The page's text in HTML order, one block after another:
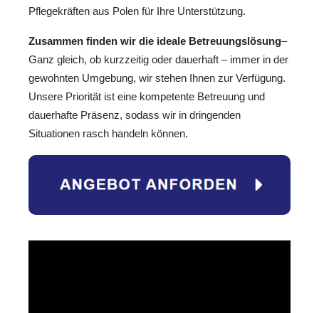
Pflegekräften aus Polen für Ihre Unterstützung.
Zusammen finden wir die ideale Betreuungslösung–
Ganz gleich, ob kurzzeitig oder dauerhaft – immer in der
gewohnten Umgebung, wir stehen Ihnen zur Verfügung.
Unsere Priorität ist eine kompetente Betreuung und
dauerhafte Präsenz, sodass wir in dringenden
Situationen rasch handeln können.